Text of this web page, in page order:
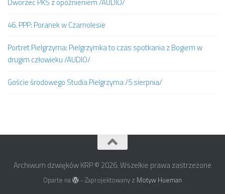
Dworzec PKS z opóźnieniem /AUDIO/
46. PPP: Poranek w Czarnolesie
Portret Pielgrzyma: Pielgrzymka to czas spotkania z Bogiem w
drugim człowieku /AUDIO/
Goście środowego Studia Pielgrzyma /5 sierpnia/
Archiwum dzwięków KRP © 2026. Wszelkie prawa zastrzeżone
Oparte na - Zaprojektowany z Motyw Hueman